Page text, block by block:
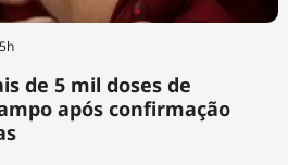
de 5 mil doses de
após confirmação